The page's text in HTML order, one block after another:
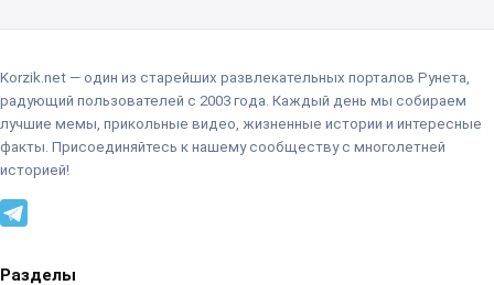
Korzik.net — один из старейших развлекательных порталов Рунета,
радующий пользователей с 2003 года. Каждый день мы собираем
лучшие мемы, прикольные видео, жизненные истории и интересные
факты. Присоединяйтесь к нашему сообществу с многолетней
историей!
Разделы